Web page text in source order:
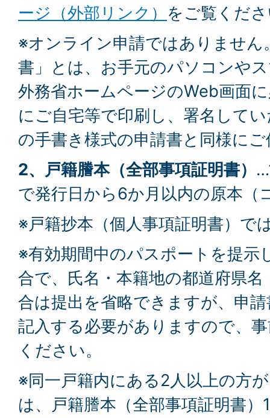
ージ（外部リンク） をご覧くだ
※オンライン申請ではありません
書」とは、お手元のパソコンや
外務省ホームページのWeb画面
にご自宅等で印刷し、署名して
の手書き様式の申請書と同様に
2、戸籍謄本（全部事項証明書）
で発行日から6か月以内の原本（
※戸籍抄本（個人事項証明書）で
※有効期間中のパスポートを提示
合で、氏名・本籍地の都道府県
合は提出を省略できますが、申
記入する必要がありますので、
ください。
※同一戸籍内にある2人以上の方
は、戸籍謄本（全部事項証明書